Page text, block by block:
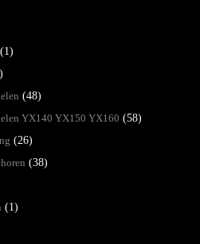
(1)
(48)
YX140 YX150 YX160 (58)
(26)
(38)
(1)